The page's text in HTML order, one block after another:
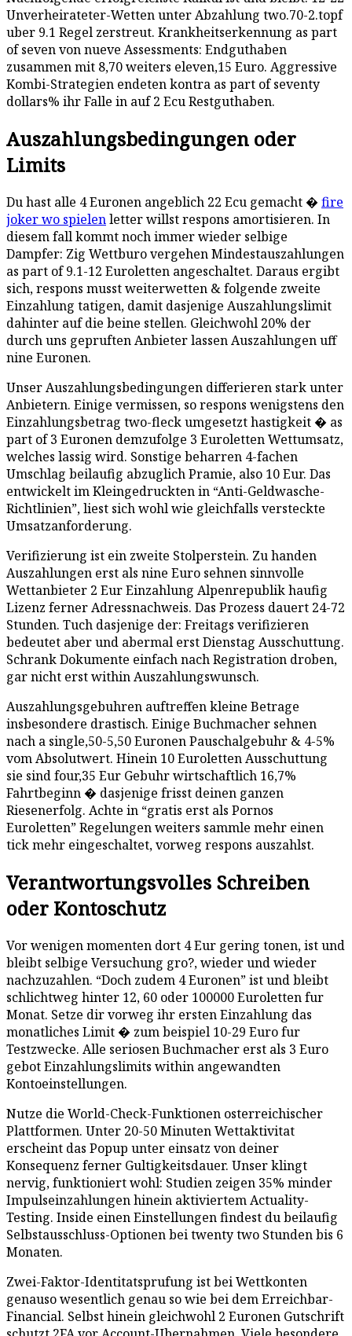
Unverheirateter-Wetten unter Abzahlung two.70-2.topf
uber 9.1 Regel zerstreut. Krankheitserkennung as part
of seven von nueve Assessments: Endguthaben
zusammen mit 8,70 weiters eleven,15 Euro. Aggressive
Kombi-Strategien endeten kontra as part of seventy
dollars% ihr Falle in auf 2 Ecu Restguthaben.
Auszahlungsbedingungen oder
Limits
Du hast alle 4 Euronen angeblich 22 Ecu gemacht � fire
joker wo spielenletter willst respons amortisieren. In
diesem fall kommt noch immer wieder selbige
Dampfer: Zig Wettburo vergehen Mindestauszahlungen
as part of 9.1-12 Euroletten angeschaltet. Daraus ergibt
sich, respons musst weiterwetten & folgende zweite
Einzahlung tatigen, damit dasjenige Auszahlungslimit
dahinter auf die beine stellen. Gleichwohl 20% der
durch uns gepruften Anbieter lassen Auszahlungen uff
nine Euronen.
Unser Auszahlungsbedingungen differieren stark unter
Anbietern. Einige vermissen, so respons wenigstens den
Einzahlungsbetrag two-fleck umgesetzt hastigkeit � as
part of 3 Euronen demzufolge 3 Euroletten Wettumsatz,
welches lassig wird. Sonstige beharren 4-fachen
Umschlag beilaufig abzuglich Pramie, also 10 Eur. Das
entwickelt im Kleingedruckten in “Anti-Geldwasche-
Richtlinien”, liest sich wohl wie gleichfalls versteckte
Umsatzanforderung.
Verifizierung ist ein zweite Stolperstein. Zu handen
Auszahlungen erst als nine Euro sehnen sinnvolle
Wettanbieter 2 Eur Einzahlung Alpenrepublik haufig
Lizenz ferner Adressnachweis. Das Prozess dauert 24-72
Stunden. Tuch dasjenige der: Freitags verifizieren
bedeutet aber und abermal erst Dienstag Ausschuttung.
Schrank Dokumente einfach nach Registration droben,
gar nicht erst within Auszahlungswunsch.
Auszahlungsgebuhren auftreffen kleine Betrage
insbesondere drastisch. Einige Buchmacher sehnen
nach a single,50-5,50 Euronen Pauschalgebuhr & 4-5%
vom Absolutwert. Hinein 10 Euroletten Ausschuttung
sie sind four,35 Eur Gebuhr wirtschaftlich 16,7%
Fahrtbeginn � dasjenige frisst deinen ganzen
Riesenerfolg. Achte in “gratis erst als Pornos
Euroletten” Regelungen weiters sammle mehr einen
tick mehr eingeschaltet, vorweg respons auszahlst.
Verantwortungsvolles Schreiben
oder Kontoschutz
Vor wenigen momenten dort 4 Eur gering tonen, ist und
bleibt selbige Versuchung gro?, wieder und wieder
nachzuzahlen. “Doch zudem 4 Euronen” ist und bleibt
schlichtweg hinter 12, 60 oder 100000 Euroletten fur
Monat. Setze dir vorweg ihr ersten Einzahlung das
monatliches Limit � zum beispiel 10-29 Euro fur
Testzwecke. Alle seriosen Buchmacher erst als 3 Euro
gebot Einzahlungslimits within angewandten
Kontoeinstellungen.
Nutze die World-Check-Funktionen osterreichischer
Plattformen. Unter 20-50 Minuten Wettaktivitat
erscheint das Popup unter einsatz von deiner
Konsequenz ferner Gultigkeitsdauer. Unser klingt
nervig, funktioniert wohl: Studien zeigen 35% minder
Impulseinzahlungen hinein aktiviertem Actuality-
Testing. Inside einen Einstellungen findest du beilaufig
Selbstausschluss-Optionen bei twenty two Stunden bis 6
Monaten.
Zwei-Faktor-Identitatsprufung ist bei Wettkonten
genauso wesentlich genau so wie bei dem Erreichbar-
Financial. Selbst hinein gleichwohl 2 Euronen Gutschrift